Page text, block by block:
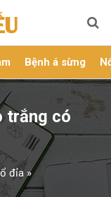
Bệnh á sừng
trắng có
đỉa»